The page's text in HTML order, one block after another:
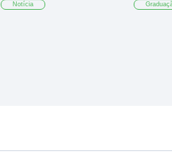
Notícia